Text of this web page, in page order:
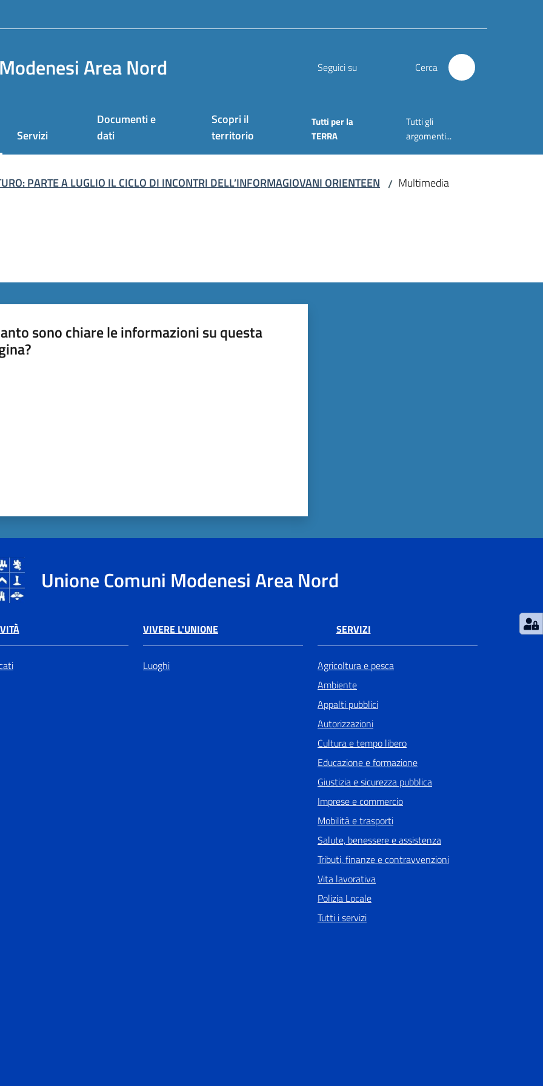
Area Nord Seguici su Cerca
Servizi
Documenti e
dati
Scopri il
territorio
Tutti per la
TERRA
Tutti gli
argomenti...
PARTE A LUGLIO IL CICLO DI INCONTRI DELL’INFORMAGIOVANI ORIENTEEN / Multimedia
sono chiare le informazioni su questa
Unione Comuni Modenesi Area Nord
VIVERE L'UNIONE
Luoghi
SERVIZI
Agricoltura e pesca
Ambiente
Appalti pubblici
Autorizzazioni
Cultura e tempo libero
Educazione e formazione
Giustizia e sicurezza pubblica
Imprese e commercio
Mobilità e trasporti
Salute, benessere e assistenza
Tributi, finanze e contravvenzioni
Vita lavorativa
Polizia Locale
Tutti i servizi